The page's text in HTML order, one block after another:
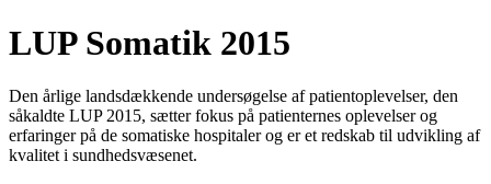
LUP Somatik 2015
Den årlige landsdækkende undersøgelse af patientoplevelser, den
såkaldte LUP 2015, sætter fokus på patienternes oplevelser og
erfaringer på de somatiske hospitaler og er et redskab til udvikling af
kvalitet i sundhedsvæsenet.